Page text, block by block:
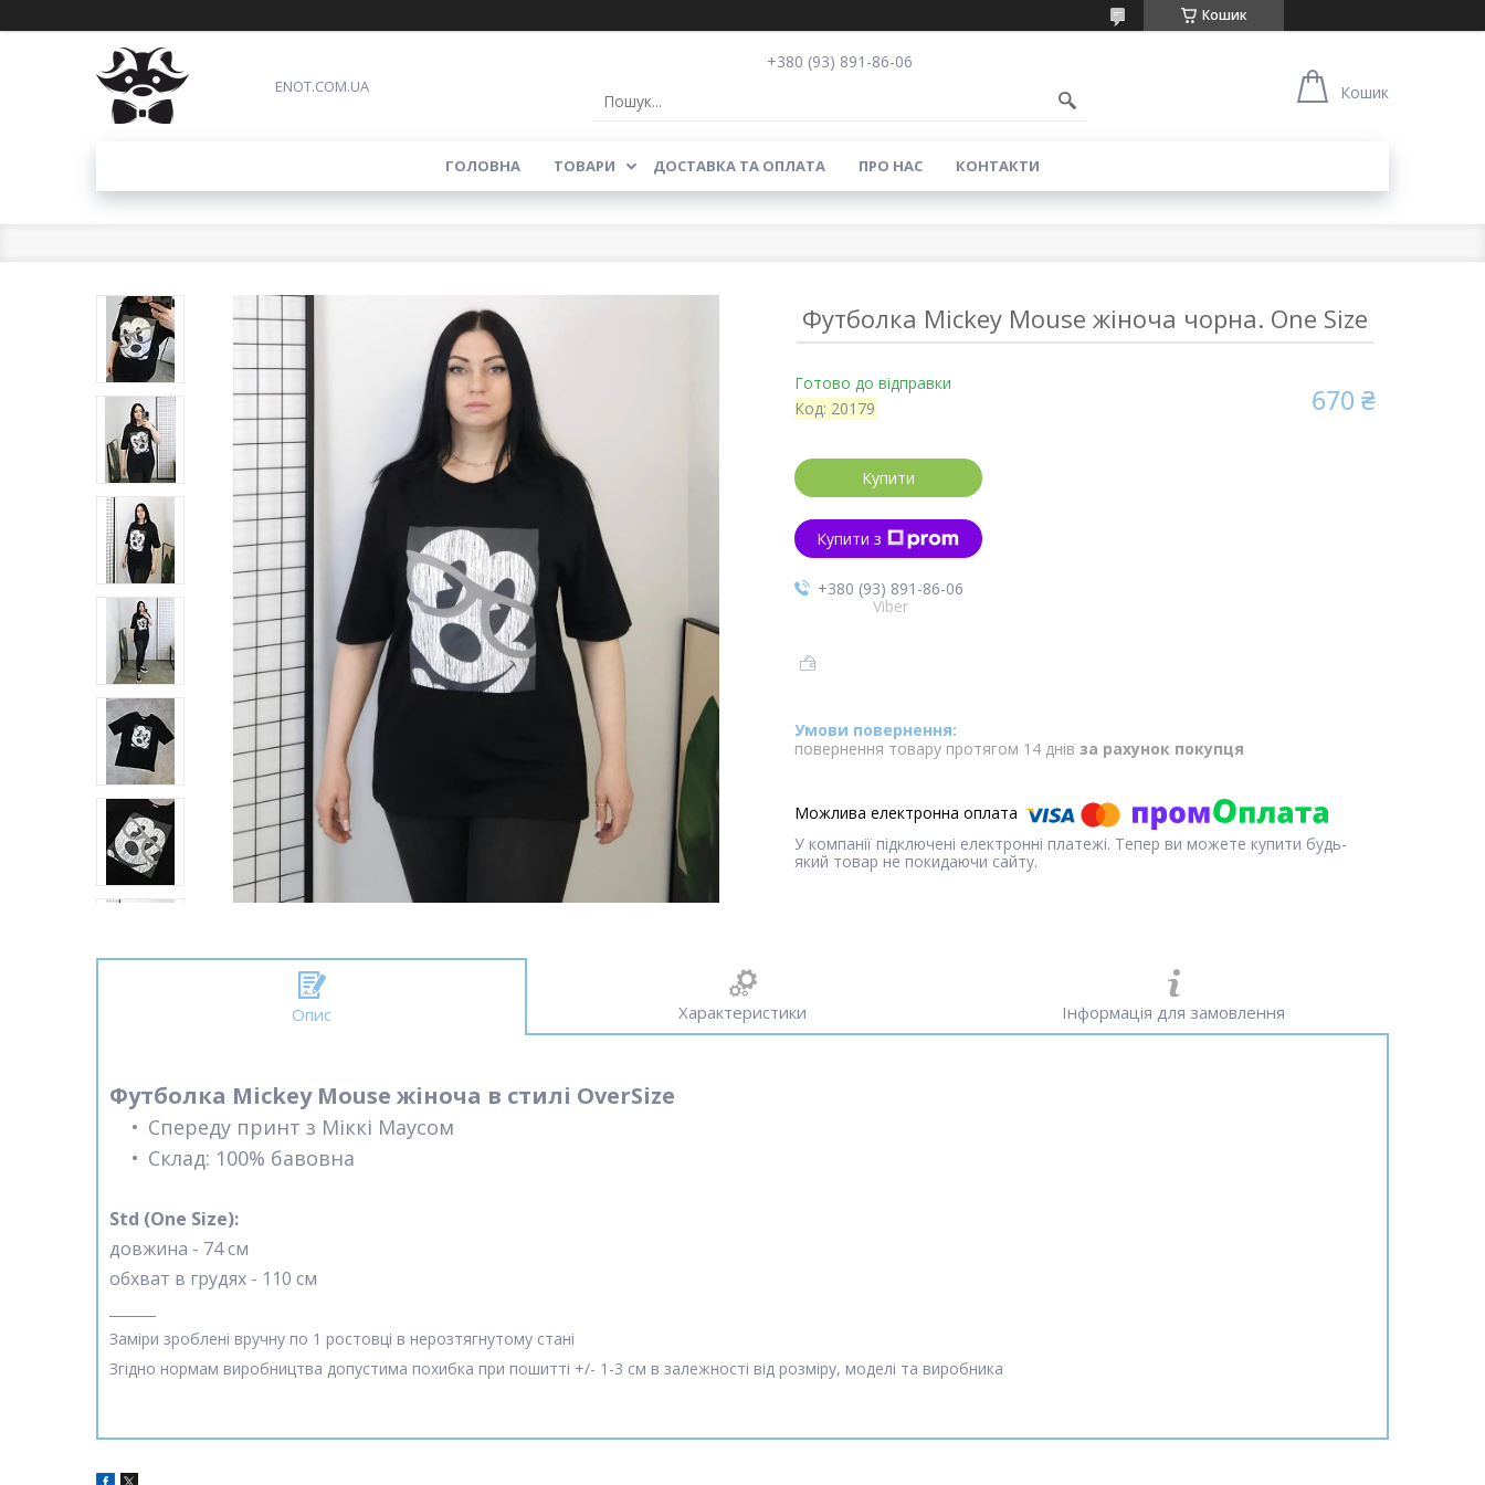
Кошик
ENOT.COM.UA
+380 (93) 891-86-06
Кошик
ГОЛОВНА ТОВАРИ ДОСТАВКА ТА ОПЛАТА ПРО НАС КОНТАКТИ
Футболка Mickey Mouse жіноча чорна. One Size
Готово до відправки
Код: 20179 670 ₴
Купити
Купити з
+380 (93) 891-86-06
Viber
повернення товару протягом 14 днів за рахунок покупця
У компанії підключені електронні платежі. Тепер ви можете купити будь-
який товар не покидаючи сайту.
Опис Характеристики Інформація для замовлення
Футболка Mickey Mouse жіноча в стилі OverSize
Спереду принт з Міккі Маусом
Склад: 100% бавовна
Std (One Size):
довжина - 74 см
обхват в грудях - 110 см
Заміри зроблені вручну по 1 ростовці в нерозтягнутому стані
Згідно нормам виробництва допустима похибка при пошитті +/- 1-3 см в залежності від розміру, моделі та виробника